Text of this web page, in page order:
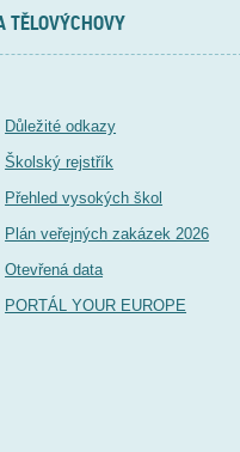
TĚLOVÝCHOVY
Důležité odkazy
Školský rejstřík
Přehled vysokých škol
Plán veřejných zakázek 2026
Otevřená data
PORTÁL YOUR EUROPE